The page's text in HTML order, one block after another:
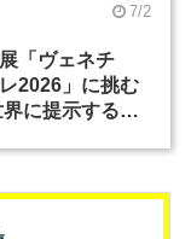
7/2
「ヴェネチ
2026」に挑む
に提示する美